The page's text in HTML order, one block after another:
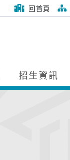
回首頁
招生資訊